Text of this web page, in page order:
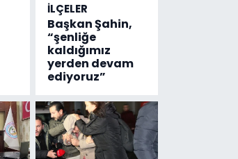
İLÇELER
Başkan Şahin,
“şenliğe
kaldığımız
yerden devam
ediyoruz”